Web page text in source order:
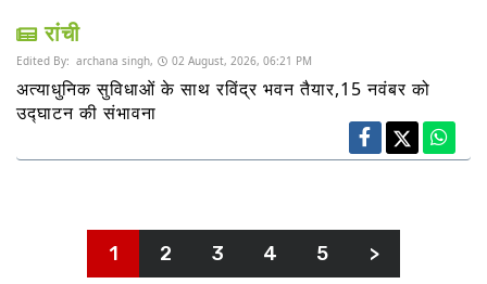
रांची
Edited By: archana singh, 02 August, 2026, 06:21 PM
अत्याधुनिक सुविधाओं के साथ रविंद्र भवन तैयार,15 नवंबर को
उद्घाटन की संभावना
1 2 3 4 5 >